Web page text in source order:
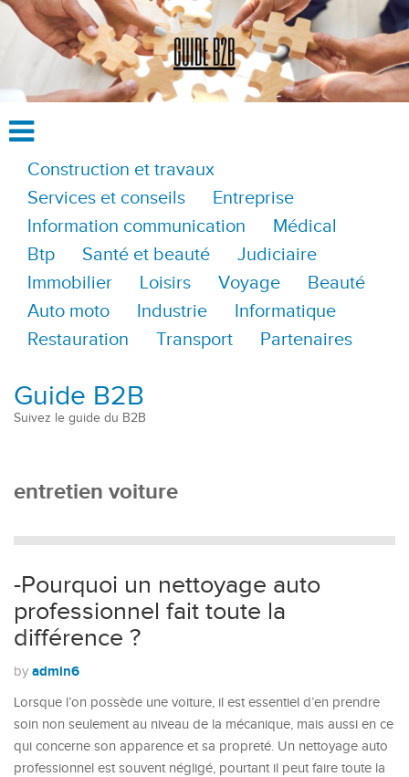
Construction et travaux
Services et conseils
Entreprise
Information communication
Médical
Btp
Santé et beauté
Judiciaire
Immobilier
Loisirs Voyage
Beauté
Auto moto
Industrie
Informatique
Restauration
Transport Partenaires
Guide B2B
Suivez le guide du B2B
entretien voiture
-Pourquoi un nettoyage auto
professionnel fait toute la
différence ?
by admin6
Lorsque l’on possède une voiture, il est essentiel d’en prendre
soin non seulement au niveau de la mécanique, mais aussi en ce
qui concerne son apparence et sa propreté. Un nettoyage auto
professionnel est souvent négligé, pourtant il peut faire toute la